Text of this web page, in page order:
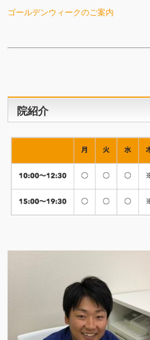
ゴールデンウィークのご案内
院紹介
※第2木曜日